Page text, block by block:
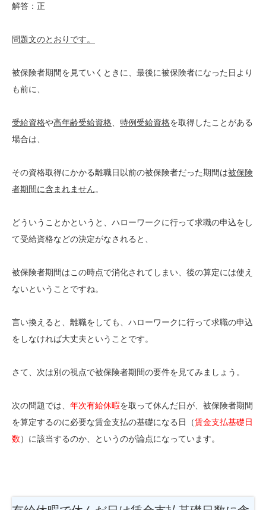
解答：正
問題文のとおりです。
被保険者期間を見ていくときに、最後に被保険者になった日より
も前に、
受給資格や高年齢受給資格 特例受給資格を取得したことがある
場合は、
その資格取得にかかる離職日以前の被保険者だった期間は被保険
者期間に含まれません。
どういうことかというと、ハローワークに行って求職の申込をし
て受給資格などの決定がなされると、
被保険者期間はこの時点で消化されてしまい、後の算定には使え
ないということですね。
言い換えると、離職をしても、ハローワークに行って求職の申込
をしなければ大丈夫ということです。
さて、次は別の視点で被保険者期間の要件を見てみましょう。
次の問題では、 年次有給休暇を取って休んだ日が、被保険者期間
を算定するのに必要な賃金支払の基礎になる日（賃金支払基礎日
数）に該当するのか、というのが論点になっています。